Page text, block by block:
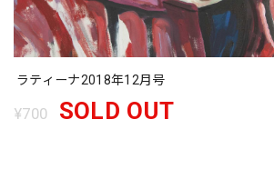
ラティーナ2018年12月号
¥700 SOLD OUT